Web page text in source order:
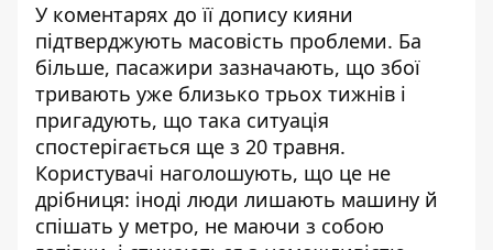
У коментарях до її допису кияни
підтверджують масовість проблеми. Ба
більше, пасажири зазначають, що збої
тривають уже близько трьох тижнів і
пригадують, що така ситуація
спостерігається ще з 20 травня.
Користувачі наголошують, що це не
дрібниця: іноді люди лишають машину й
спішать у метро, не маючи з собою